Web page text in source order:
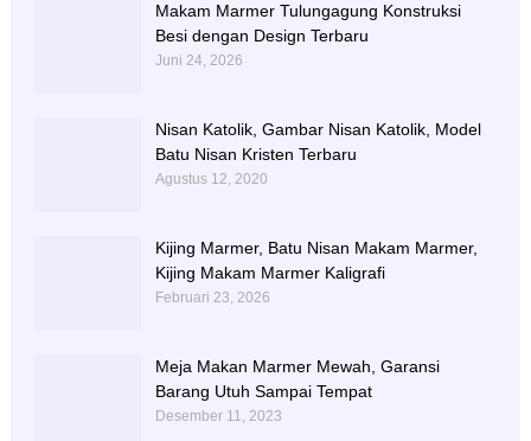
Makam Marmer Tulungagung Konstruksi
Besi dengan Design Terbaru
Juni 24, 2026
Nisan Katolik, Gambar Nisan Katolik, Model
Batu Nisan Kristen Terbaru
Agustus 12, 2020
Kijing Marmer, Batu Nisan Makam Marmer,
Kijing Makam Marmer Kaligrafi
Februari 23, 2026
Meja Makan Marmer Mewah, Garansi
Barang Utuh Sampai Tempat
Desember 11, 2023